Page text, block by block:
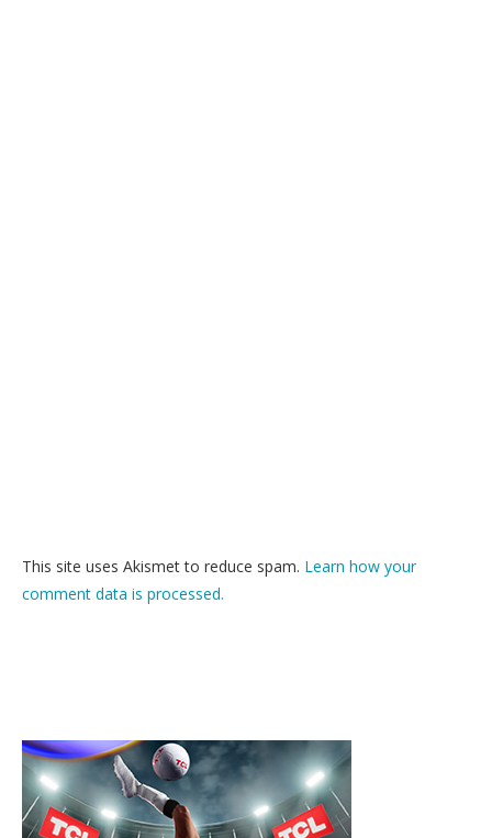
This site uses Akismet to reduce spam. Learn how your
comment data is processed.